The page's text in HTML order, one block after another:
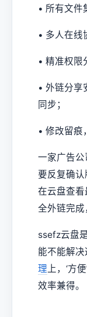
• 所有文件
• 多人在线
• 精准权限
• 外链分享
同步；
• 修改留痕
一家广告
要反复确
在云盘查
全外链完成
ssefz云盘
能不能解
理上，‘方
效率兼得。